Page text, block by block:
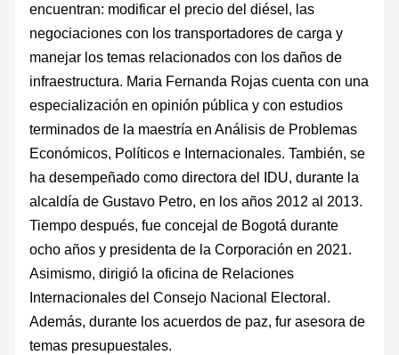
encuentran: modificar el precio del diésel, las
negociaciones con los transportadores de carga y
manejar los temas relacionados con los daños de
infraestructura. Maria Fernanda Rojas cuenta con una
especialización en opinión pública y con estudios
terminados de la maestría en Análisis de Problemas
Económicos, Políticos e Internacionales. También, se
ha desempeñado como directora del IDU, durante la
alcaldía de Gustavo Petro, en los años 2012 al 2013.
Tiempo después, fue concejal de Bogotá durante
ocho años y presidenta de la Corporación en 2021.
Asimismo, dirigió la oficina de Relaciones
Internacionales del Consejo Nacional Electoral.
Además, durante los acuerdos de paz, fur asesora de
temas presupuestales.